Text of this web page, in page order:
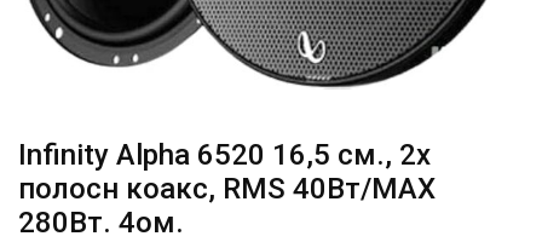
Infinity Alpha 6520 16,5 см., 2х
полосн коакс, RMS 40Вт/МАХ
280Вт. 4ом.